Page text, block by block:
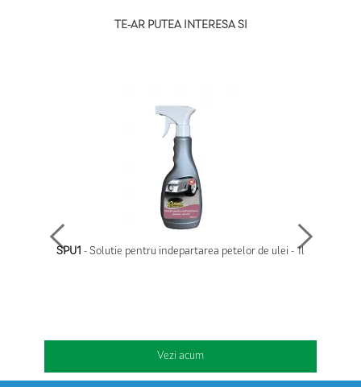
TE-AR PUTEA INTERESA SI
- Solutie pentru indepartarea petelor de ulei - 1l SPF1 - Solutie